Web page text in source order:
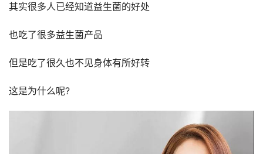
其实很多人已经知道益生菌的好处
也吃了很多益生菌产品
但是吃了很久也不见身体有所好转
这是为什么呢?